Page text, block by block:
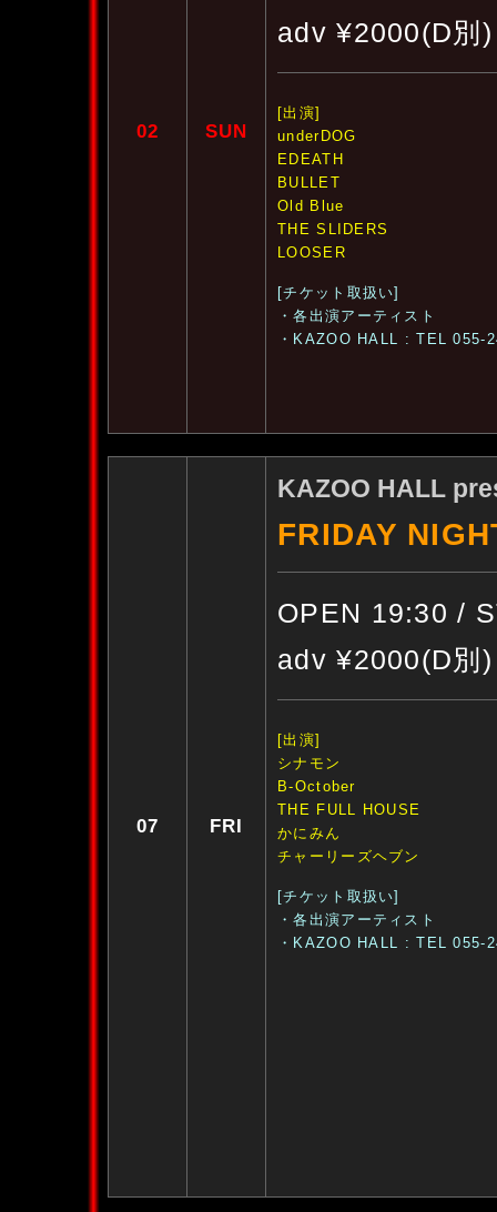
02 SUN
adv ¥2000(D別
[出演]
underDOG
EDEATH
BULLET
Old Blue
THE SLIDERS
LOOSER
[チケット取扱い]
・各出演アーティスト
・KAZOO HALL : TEL 055-
07 FRI
KAZOO HALL
FRIDAY
OPEN 19:30 /
adv ¥2000(D別
[出演]
シナモン
B-October
THE FULL HOUSE
かにみん
チャーリーズヘブン
[チケット取扱い]
・各出演アーティスト
・KAZOO HALL : TEL 055-